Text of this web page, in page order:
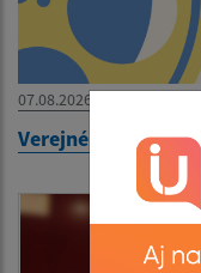
07.08.2026
Verejné premietanie